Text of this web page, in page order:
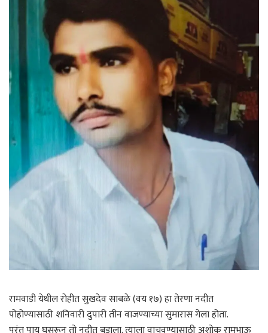
रामवाडी येथील रोहीत सुखदेव साबळे (वय १७) हा तेरणा नदीत
पोहोण्यासाठी शनिवारी दुपारी तीन वाजण्याच्या सुमारास गेला होता.